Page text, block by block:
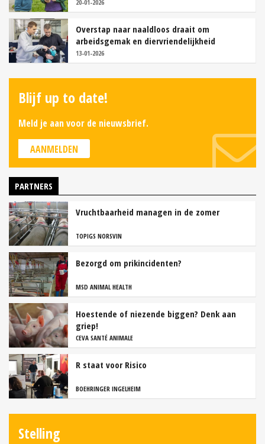
20-01-2026
Overstap naar naaldloos draait om
arbeidsgemak en diervriendelijkheid
13-01-2026
Blijf up to date!
Meld je aan voor de nieuwsbrief.
AANMELDEN
PARTNERS
Vruchtbaarheid managen in de zomer
TOPIGS NORSVIN
Bezorgd om prikincidenten?
MSD ANIMAL HEALTH
Hoestende of niezende biggen? Denk aan
griep!
CEVA SANTÉ ANIMALE
R staat voor Risico
BOEHRINGER INGELHEIM
Stelling